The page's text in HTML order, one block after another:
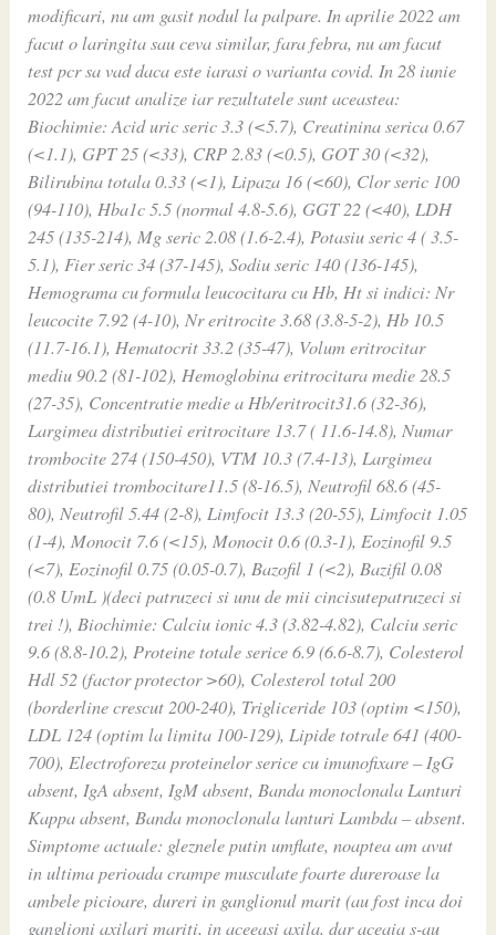
modificari, nu am gasit nodul la palpare. In aprilie 2022 am
facut o laringita sau ceva similar, fara febra, nu am facut
test pcr sa vad daca este iarasi o varianta covid. In 28 iunie
2022 am facut analize iar rezultatele sunt aceastea:
Biochimie: Acid uric seric 3.3 (<5.7), Creatinina serica 0.67
(<1.1), GPT 25 (<33), CRP 2.83 (<0.5), GOT 30 (<32),
Bilirubina totala 0.33 (<1), Lipaza 16 (<60), Clor seric 100
(94-110), Hba1c 5.5 (normal 4.8-5.6), GGT 22 (<40), LDH
245 (135-214), Mg seric 2.08 (1.6-2.4), Potasiu seric 4 ( 3.5-
5.1), Fier seric 34 (37-145), Sodiu seric 140 (136-145),
Hemograma cu formula leucocitara cu Hb, Ht si indici: Nr
leucocite 7.92 (4-10), Nr eritrocite 3.68 (3.8-5-2), Hb 10.5
(11.7-16.1), Hematocrit 33.2 (35-47), Volum eritrocitar
mediu 90.2 (81-102), Hemoglobina eritrocitara medie 28.5
(27-35), Concentratie medie a Hb/eritrocit31.6 (32-36),
Largimea distributiei eritrocitare 13.7 ( 11.6-14.8), Numar
trombocite 274 (150-450), VTM 10.3 (7.4-13), Largimea
distributiei trombocitare11.5 (8-16.5), Neutrofil 68.6 (45-
80), Neutrofil 5.44 (2-8), Limfocit 13.3 (20-55), Limfocit 1.05
(1-4), Monocit 7.6 (<15), Monocit 0.6 (0.3-1), Eozinofil 9.5
(<7), Eozinofil 0.75 (0.05-0.7), Bazofil 1 (<2), Bazifil 0.08
(0.8 UmL )(deci patruzeci si unu de mii cincisutepatruzeci si
trei !), Biochimie: Calciu ionic 4.3 (3.82-4.82), Calciu seric
9.6 (8.8-10.2), Proteine totale serice 6.9 (6.6-8.7), Colesterol
Hdl 52 (factor protector >60), Colesterol total 200
(borderline crescut 200-240), Trigliceride 103 (optim <150),
LDL 124 (optim la limita 100-129), Lipide totrale 641 (400-
700), Electroforeza proteinelor serice cu imunofixare – IgG
absent, IgA absent, IgM absent, Banda monoclonala Lanturi
Kappa absent, Banda monoclonala lanturi Lambda – absent.
Simptome actuale: gleznele putin umflate, noaptea am avut
in ultima perioada crampe musculate foarte dureroase la
ambele picioare, dureri in ganglionul marit (au fost inca doi
ganglioni axilari mariti, in aceeasi axila, dar aceaia s-au